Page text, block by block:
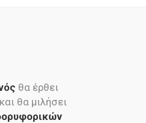
θα έρθει
θα μιλήσει